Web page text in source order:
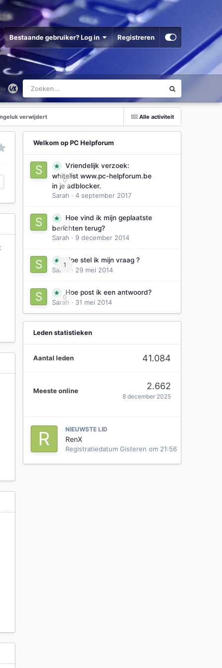
Bestaande gebruiker? Log in Registreren
Alle activiteit
verwijdert
Welkom op PC Helpforum
0
Vriendelijk verzoek:
whitelist www.pc-helpforum.be
in je adblocker.
Sarah · 4 september 2017
0
Hoe vind ik mijn geplaatste
berichten terug?
Sarah · 9 december 2014
1
Hoe stel ik mijn vraag ?
Sarah
· 29 mei 2014
0
Hoe post ik een antwoord?
Sarah · 31 mei 2014
Leden statistieken
Aantal leden 41.084
Meeste online 2.662
8 december 2025
NIEUWSTE LID
RenX
Registratiedatum Gisteren om 21:56